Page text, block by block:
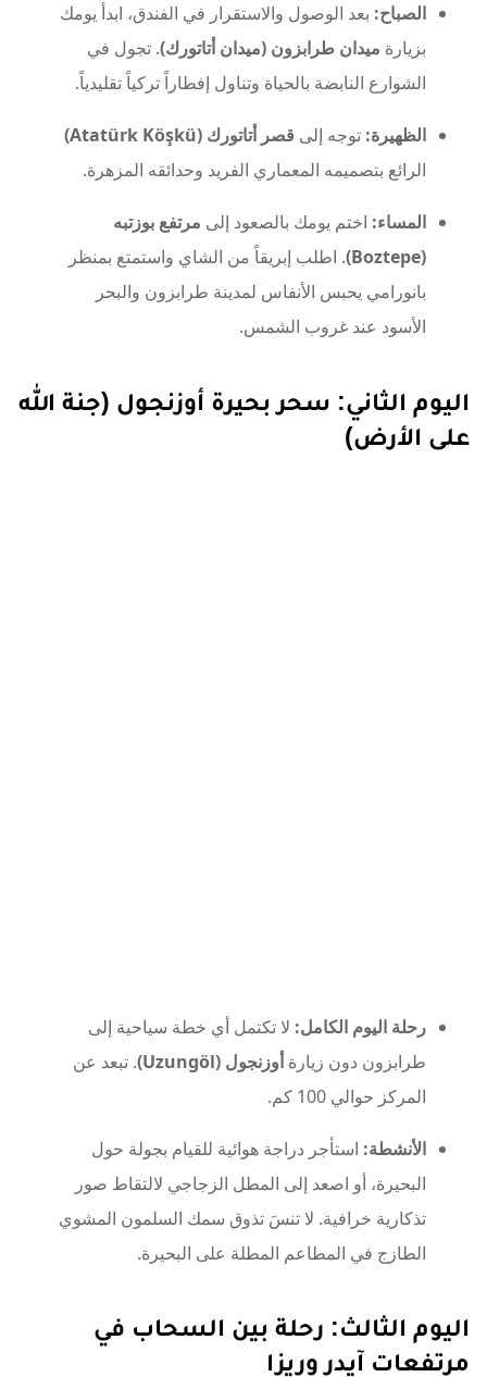
الصباح: بعد الوصول والاستقرار في الفندق، ابدأ يومك
بزيارة ميدان طرابزون (ميدان أتاتورك). تجول في
الشوارع النابضة بالحياة وتناول إفطاراً تركياً تقليدياً.
الظهيرة: توجه إلى قصر أتاتورك (Atatürk Köşkü)
الرائع بتصميمه المعماري الفريد وحدائقه المزهرة.
المساء: اختم يومك بالصعود إلى مرتفع بوزتبه
(Boztepe)
. اطلب إبريقاً من الشاي واستمتع بمنظر
بانورامي يحبس الأنفاس لمدينة طرابزون والبحر
الأسود عند غروب الشمس.
اليوم الثاني: سحر بحيرة أوزنجول (جنة الله
على الأرض)
رحلة اليوم الكامل: لا تكتمل أي خطة سياحية إلى
طرابزون دون زيارةأوزنجول (Uzungöl)
. تبعد عن
المركز حوالي 100 كم.
الأنشطة: استأجر دراجة هوائية للقيام بجولة حول
البحيرة، أو اصعد إلى المطل الزجاجي لالتقاط صور
تذكارية خرافية. لا تنسَ تذوق سمك السلمون المشوي
الطازج في المطاعم المطلة على البحيرة.
اليوم الثالث: رحلة بين السحاب في
مرتفعات آيدر وريزا